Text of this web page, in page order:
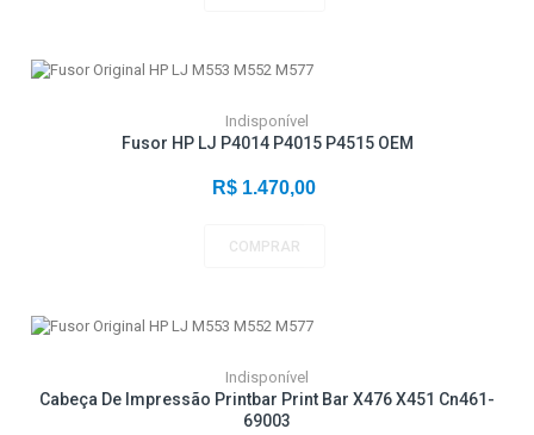
Indisponível
Fusor HP LJ P4014 P4015 P4515 OEM
R$ 1.470,00
COMPRAR
Indisponível
Cabeça De Impressão Printbar Print Bar X476 X451 Cn461-
69003